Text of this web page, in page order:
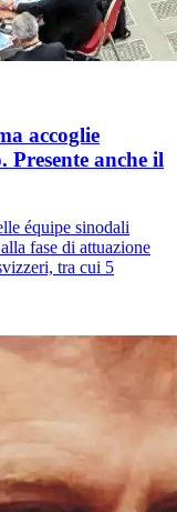
accoglie
anche il
équipe sinodali
fase di attuazione
tra cui 5